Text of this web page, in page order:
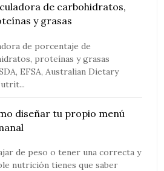
de carbohidratos,
y grasas
de porcentaje de
proteínas y grasas
EFSA, Australian Dietary
diseñar tu propio menú
de peso o tener una correcta y
nutrición tienes que saber